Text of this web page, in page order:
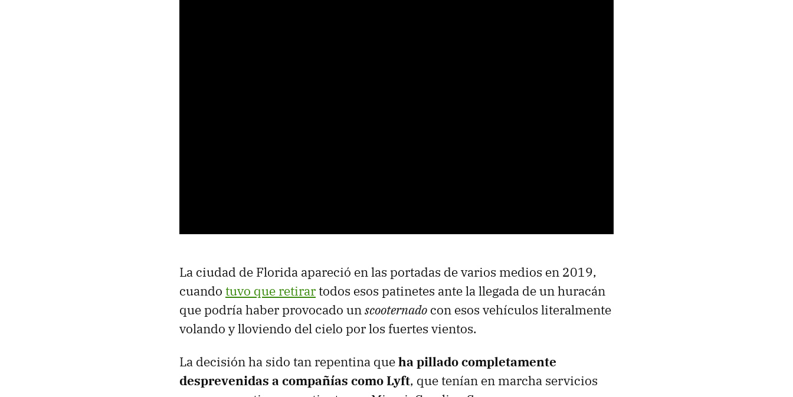
La ciudad de Florida apareció en las portadas de varios medios en 2019,
cuando tuvo que retirar todos esos patinetes ante la llegada de un huracán
que podría haber provocado unscooternado con esos vehículos literalmente
volando y lloviendo del cielo por los fuertes vientos.
La decisión ha sido tan repentina queha pillado completamente
desprevenidas a compañías como Lyft, que tenían en marcha servicios